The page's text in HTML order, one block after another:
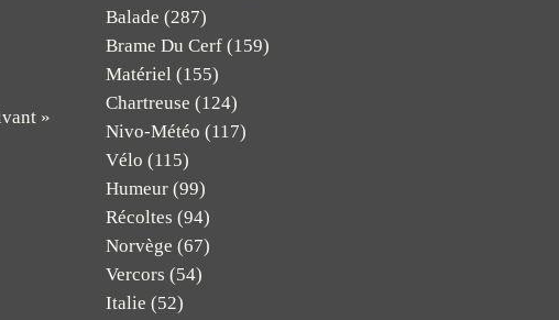
»
Balade (287)
Brame Du Cerf (159)
Matériel (155)
Chartreuse (124)
Nivo-Météo (117)
Vélo (115)
Humeur (99)
Récoltes (94)
Norvège (67)
Vercors (54)
Italie (52)